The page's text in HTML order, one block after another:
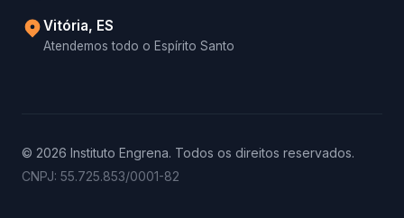
Vitória, ES
Atendemos todo o Espírito Santo
© 2026 Instituto Engrena. Todos os direitos reservados.
CNPJ: 55.725.853/0001-82